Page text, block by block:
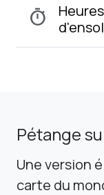
timer
Heures
Pétange
Une version
carte du